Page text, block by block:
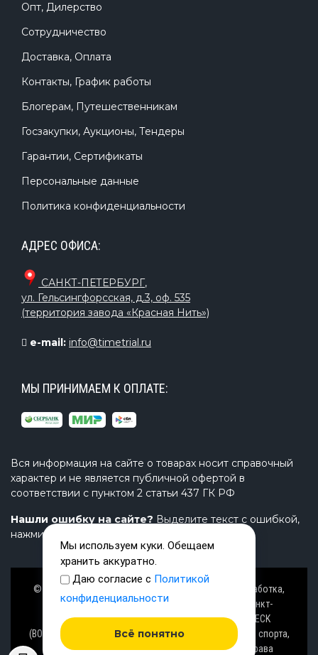
Опт, Дилерство
Сотрудничество
Доставка, Оплата
Контакты, График работы
Блогерам, Путешественникам
Госзакупки, Аукционы, Тендеры
Гарантии, Сертификаты
Персональные данные
Политика конфиденциальности
АДРЕС ОФИСА:
САНКТ-ПЕТЕРБУРГ,
ул. Гельсингфорсская, д.3, оф. 535
(территория завода «Красная Нить»)
e-mail: info@timetrial.ru
МЫ ПРИНИМАЕМ К ОПЛАТЕ:
Вся информация на сайте о товарах носит справочный
характер и не является публичной офертой в
соответствии с пунктом 2 статьи 437 ГК РФ
Нашли ошибку на сайте? Выделите текст с ошибкой,
нажмите Ctrl+Enter и напишите нам.
© Завод TimeTrial (ТаймТриал) - производство, разработка,
проектирование надувных изделий, товаров в Санкт-
Петербурге с 2000 г. из ПВХ (PVC), ТПУ (TPU), AIRDECK
(ВОЗДУШНАЯ ПАЛУБА), OXFORD (ОКСФОРД) ткани для спорта,
активного отдыха на воде и аттракционов. Все права
Мы используем куки. Обещаем
хранить аккуратно.
Даю согласие с Политикой
конфиденциальности
Всё понятно